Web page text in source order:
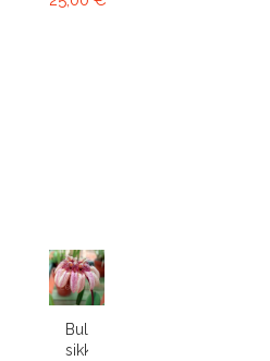
Bulbophyllum
sikkimense